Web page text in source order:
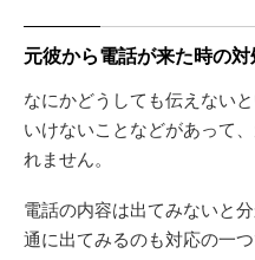
元彼から電話が来た時の
なにかどうしても伝えない
いけないことなどがあって
れません。
電話の内容は出てみないと
通に出てみるのも対応の一つ